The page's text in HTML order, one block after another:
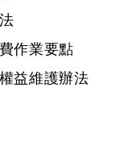
作業要點
益維護辦法